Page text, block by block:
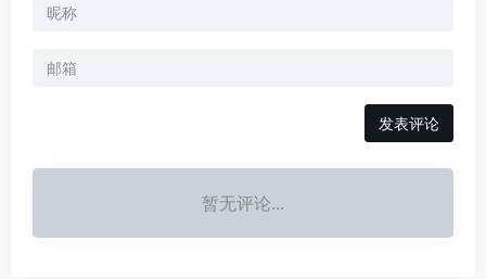
发表评论
暂无评论...